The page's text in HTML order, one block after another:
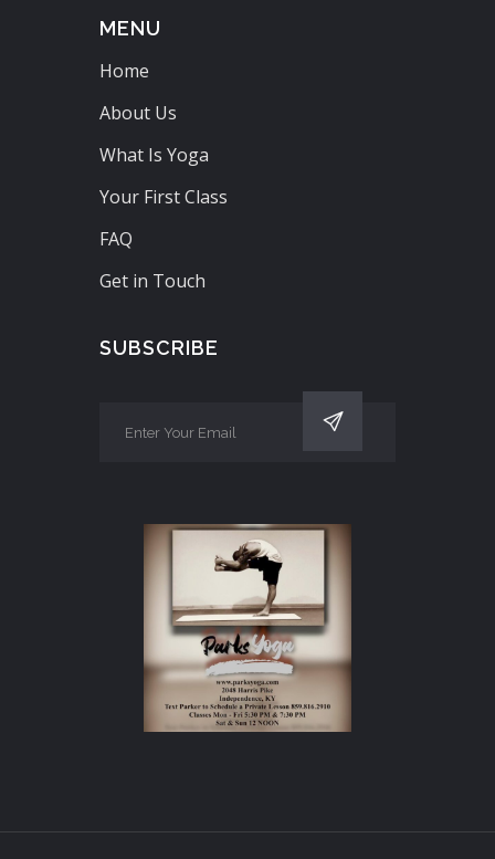
MENU
Home
About Us
What Is Yoga
Your First Class
FAQ
Get in Touch
SUBSCRIBE